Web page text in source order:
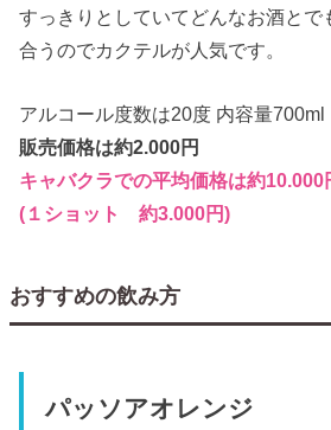
すっきりとしていてどんなお酒とで
合うのでカクテルが人気です。
アルコール度数は20度 内容量700ml
販売価格は約2.000円
キャバクラでの平均価格は約10.000
(１ショット 約3.000円)
おすすめの飲み方
パッソアオレンジ